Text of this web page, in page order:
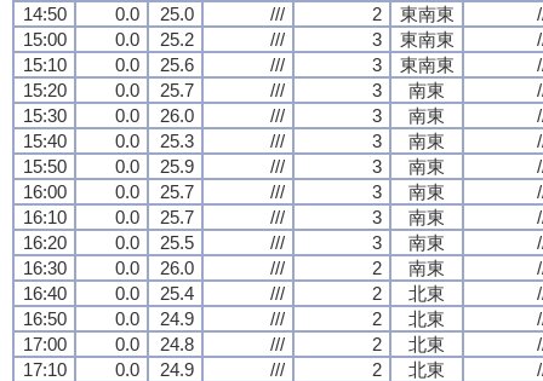
14:50 0.0 25.0 /// 2 東南東
15:00
0.0 25.2 /// 3 東南東
15:10
0.0 25.6 /// 3 東南東
15:20
0.0 25.7 /// 3 南東
15:30
0.0 26.0 /// 3 南東
15:40
0.0 25.3 /// 3 南東
15:50
0.0 25.9 /// 3 南東
16:00
0.0 25.7 /// 3 南東
16:10
0.0 25.7 /// 3 南東
16:20
0.0 25.5 /// 3 南東
16:30
0.0 26.0 /// 2 南東
16:40
0.0 25.4 /// 2 北東
16:50
0.0 24.9 /// 2 北東
17:00
0.0 24.8 /// 2 北東
17:10
0.0 24.9 /// 2 北東